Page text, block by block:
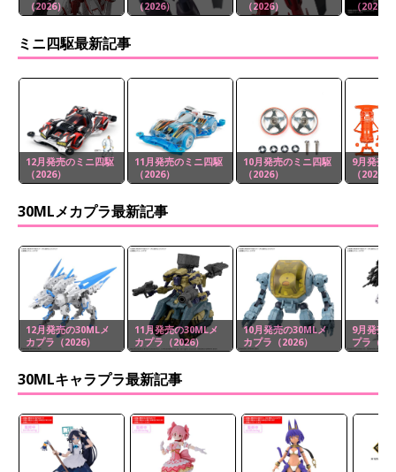
（2026）
（2026）
（2026）
（2026）
ミニ四駆最新記事
12月発売のミニ四駆
（2026）
11月発売のミニ四駆
（2026）
10月発売のミニ四駆
（2026）
9月発売
（2026）
30MLメカプラ最新記事
12月発売の30MLメ
カプラ（2026）
11月発売の30MLメ
カプラ（2026）
10月発売の30MLメ
カプラ（2026）
9月発売
プラ（
30MLキャラプラ最新記事